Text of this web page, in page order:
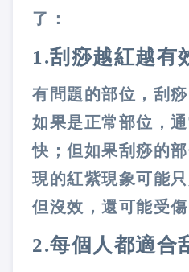
了：
1.刮痧越紅越有
有問題的部位，刮
如果是正常部位，
快；但如果刮痧的
現的紅紫現象可能
但沒效，還可能受傷
2.每個人都適合